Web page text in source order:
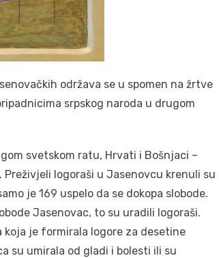
održava se u spomen na žrtve
srpskog naroda u drugom
svetskom ratu, Hrvati i Bošnjaci –
logoraši u Jasenovcu krenuli su
je 169 uspelo da se dokopa slobode.
Jasenovac, to su uradili logoraši.
je formirala logore za desetine
su umirala od gladi i bolesti ili su